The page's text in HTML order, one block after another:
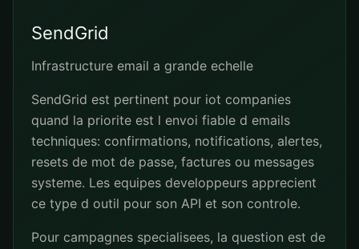
SendGrid
Infrastructure email a grande echelle
SendGrid est pertinent pour iot companies
quand la priorite est l envoi fiable d emails
techniques: confirmations, notifications, alertes,
resets de mot de passe, factures ou messages
systeme. Les equipes developpeurs apprecient
ce type d outil pour son API et son controle.
Pour campagnes specialisees, la question est de